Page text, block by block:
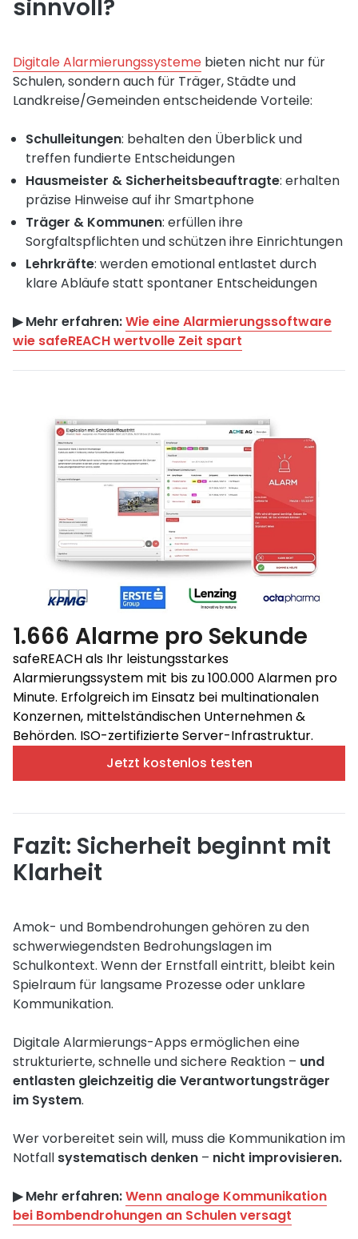
sinnvoll?
Digitale Alarmierungssysteme bieten nicht nur für
Schulen, sondern auch für Träger, Städte und
Landkreise/Gemeinden entscheidende Vorteile:
Schulleitungen: behalten den Überblick und
treffen fundierte Entscheidungen
Hausmeister & Sicherheitsbeauftragte: erhalten
präzise Hinweise auf ihr Smartphone
Träger & Kommunen: erfüllen ihre
Sorgfaltspflichten und schützen ihre Einrichtungen
Lehrkräfte: werden emotional entlastet durch
klare Abläufe statt spontaner Entscheidungen
▶︎ Mehr erfahren:Wie eine Alarmierungssoftware
wie safeREACH wertvolle Zeit spart
1.666 Alarme pro Sekunde
safeREACH als Ihr leistungsstarkes
Alarmierungssystem mit bis zu 100.000 Alarmen pro
Minute. Erfolgreich im Einsatz bei multinationalen
Konzernen, mittelständischen Unternehmen &
Behörden. ISO-zertifizierte Server-Infrastruktur.
Jetzt kostenlos testen
Fazit: Sicherheit beginnt mit
Klarheit
Amok- und Bombendrohungen gehören zu den
schwerwiegendsten Bedrohungslagen im
Schulkontext. Wenn der Ernstfall eintritt, bleibt kein
Spielraum für langsame Prozesse oder unklare
Kommunikation.
Digitale Alarmierungs-Apps ermöglichen eine
strukturierte, schnelle und sichere Reaktion – und
entlasten gleichzeitig die Verantwortungsträger
im System.
Wer vorbereitet sein will, muss die Kommunikation im
Notfall systematisch denken – nicht improvisieren.
▶︎ Mehr erfahren:Wenn analoge Kommunikation
bei Bombendrohungen an Schulen versagt